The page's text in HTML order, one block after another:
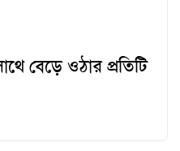
বেড়ে ওঠার প্রতিটি